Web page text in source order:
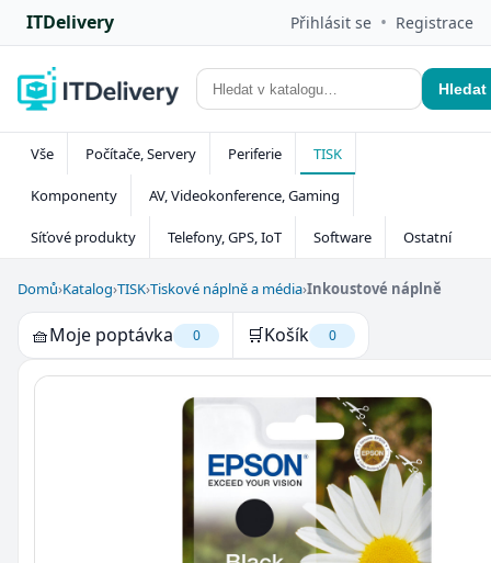
ITDelivery Přihlásit se • Registrace
Hledat
Vše Počítače, Servery Periferie TISK
Komponenty AV, Videokonference, Gaming
Síťové produkty Telefony, GPS, IoT Software Ostatní
Domů›Katalog›TISK›Tiskové náplně a média›Inkoustové náplně
🧺Moje poptávka 0 🛒Košík 0